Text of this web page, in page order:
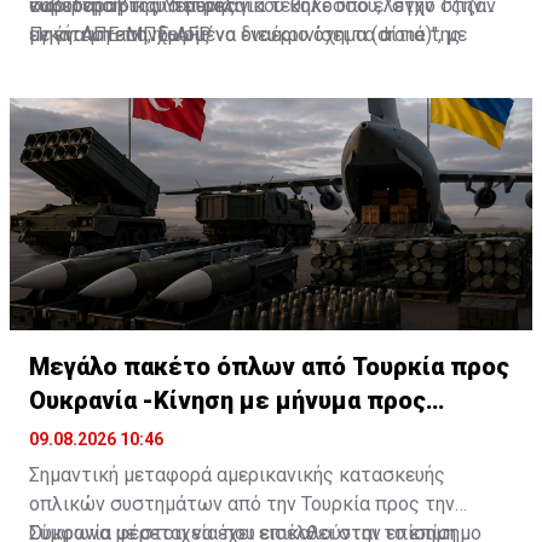
κυβέρνηση της Υεμένης.
σαουδαραβικού πετρελαϊκού κολοσσού, "στην Τζιζάν
με ένα μη επανδρωμένο εναέριο όχημα (drone)", με
νωρίτερα ότι μια πυρκαγιά τέθηκε υπό έλεγχο στην
εγκατάσταση, χωρίς να διευκρινίσει τα αίτιά της.
Πηγή: ΑΠΕ-ΜΠΕ-AFP
Μεγάλο πακέτο όπλων από Τουρκία προς
Ουκρανία -Κίνηση με μήνυμα προς
Μόσχα;
09.08.2026 10:46
Σημαντική μεταφορά αμερικανικής κατασκευής
οπλικών συστημάτων από την Τουρκία προς την
Ουκρανία φέρεται να έχει εισέλθει στην επίσημη
Σύμφωνα με στοιχεία που επικαλούνται το επίσημο